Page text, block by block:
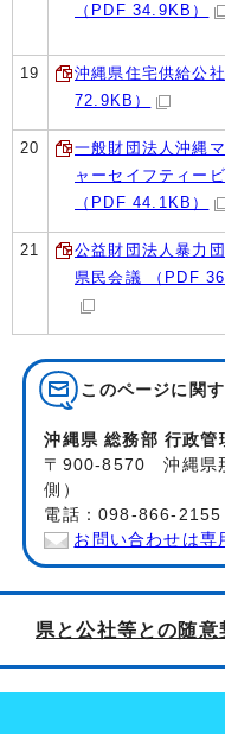
（PDF 34.9KB）
19
沖縄県住宅供給公
72.9KB）
20
一般財団法人沖縄
ャーセイフティー
（PDF 44.1KB）
21
公益財団法人暴力
県民会議 （PDF
このページに関
沖縄県 総務部 行政管
〒900-8570 沖縄県
側）
電話：098-866-
お問い合わせは専
県と公社等との随意